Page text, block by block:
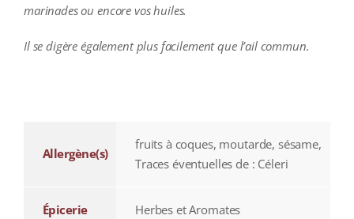
marinades ou encore vos huiles.
Il se digère également plus facilement que l’ail commun.
Allergène(s)
fruits à coques, moutarde, sésame,
Traces éventuelles de : Céleri
Épicerie Herbes et Aromates